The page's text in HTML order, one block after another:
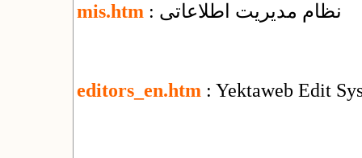
mis.htm : نظام مدیریت اطلاعاتی
editors_en.htm : Yektaweb Edit